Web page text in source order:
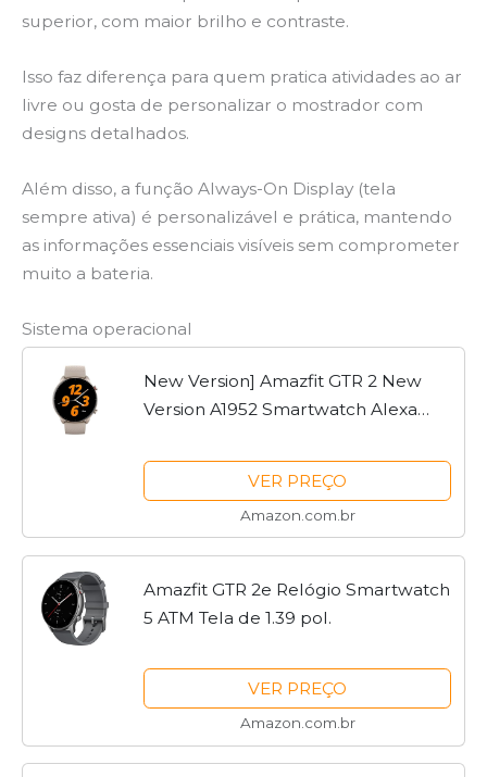
superior, com maior brilho e contraste.
Isso faz diferença para quem pratica atividades ao ar
livre ou gosta de personalizar o mostrador com
designs detalhados.
Além disso, a função Always-On Display (tela
sempre ativa) é personalizável e prática, mantendo
as informações essenciais visíveis sem comprometer
muito a bateria.
Sistema operacional
New Version] Amazfit GTR 2 New
Version A1952 Smartwatch Alexa
Watch For Android iOS Phone -
Lightning (Grey)
VER PREÇO
Amazon.com.br
Amazfit GTR 2e Relógio Smartwatch
5 ATM Tela de 1.39 pol.
VER PREÇO
Amazon.com.br